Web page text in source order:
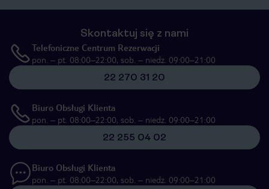
Skontaktuj się z nami
Telefoniczne Centrum Rezerwacji
pon. – pt. 08:00–22:00, sob. – niedz. 09:00–21:00
22 270 31 20
Biuro Obsługi Klienta
pon. – pt. 08:00–22:00, sob. – niedz. 09:00–21:00
22 255 04 02
Biuro Obsługi Klienta
pon. – pt. 08:00–22:00, sob. – niedz. 09:00–21:00